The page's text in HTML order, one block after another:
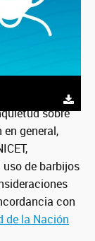
sobre
general,
de barbijos
con
de la Nación